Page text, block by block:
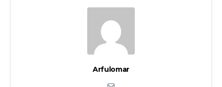
Arfulomar